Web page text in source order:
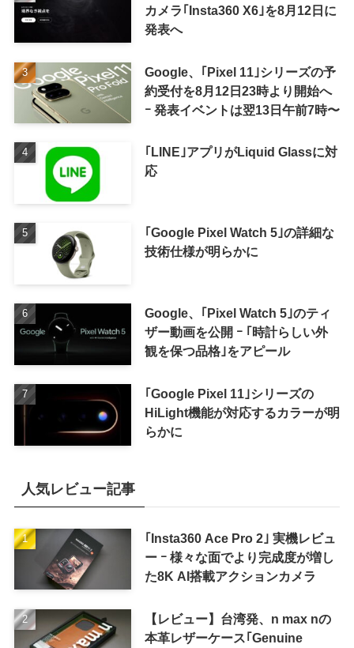
カメラ｢Insta360 X6｣を8月12日に
発表へ
Google、｢Pixel 11｣シリーズの予
約受付を8月12日23時より開始へ
ｰ 発表イベントは翌13日午前7時〜
｢LINE｣アプリがLiquid Glassに対
応
｢Google Pixel Watch 5｣の詳細な
技術仕様が明らかに
Google、｢Pixel Watch 5｣のティ
ザー動画を公開 ｰ ｢時計らしい外
観を保つ品格｣をアピール
｢Google Pixel 11｣シリーズの
HiLight機能が対応するカラーが明
らかに
人気レビュー記事
｢Insta360 Ace Pro 2｣ 実機レビュ
ー ｰ 様々な面でより完成度が増し
た8K AI搭載アクションカメラ
【レビュー】台湾発、n max nの
本革レザーケース｢Genuine